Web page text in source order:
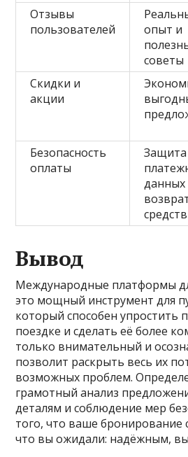
Отзывы
пользователей
опыт и
советы
Скидки и
акции
Безопасность
оплаты
Защита
данных
средств
Вывод
Международные платформы
это мощный инструмент для
который способен упростить
поездке и сделать её более
только внимательный и
позволит раскрыть весь их
возможных проблем.
грамотный анализ
деталям и соблюдение мер
того, что ваше бронирование
что вы ожидали: надёжным,